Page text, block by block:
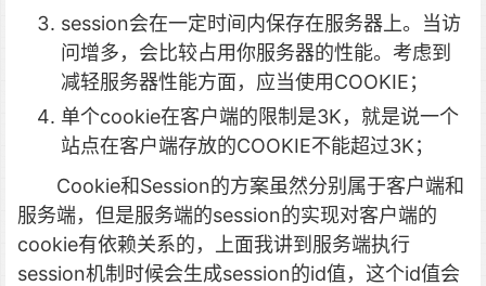
session会在一定时间内保存在服务器上。当访
问增多，会比较占用你服务器的性能。考虑到
减轻服务器性能方面，应当使用COOKIE；
单个cookie在客户端的限制是3K，就是说一个
站点在客户端存放的COOKIE不能超过3K；
Cookie和Session的方案虽然分别属于客户端和
服务端，但是服务端的session的实现对客户端的
cookie有依赖关系的，上面我讲到服务端执行
session机制时候会生成session的id值，这个id值会